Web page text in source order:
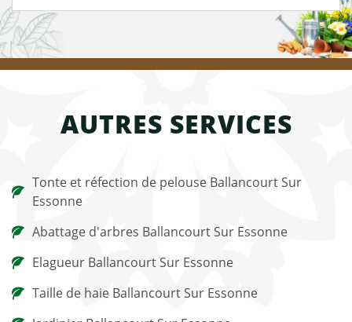
AUTRES SERVICES
Tonte et réfection de pelouse Ballancourt Sur
Essonne
Abattage d'arbres Ballancourt Sur Essonne
Elagueur Ballancourt Sur Essonne
Taille de haie Ballancourt Sur Essonne